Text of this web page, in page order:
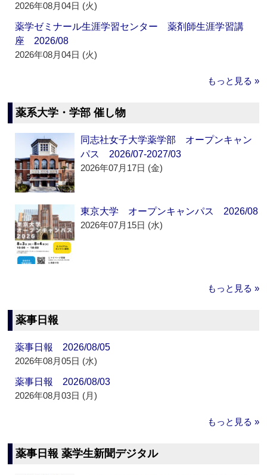
2026年08月04日 (火)
薬学ゼミナール生涯学習センター 薬剤師生涯学習講
座 2026/08
2026年08月04日 (火)
もっと見る »
薬系大学・学部 催し物
同志社女子大学薬学部 オープンキャン
パス 2026/07-2027/03
2026年07月17日 (金)
東京大学 オープンキャンパス 2026/08
2026年07月15日 (水)
もっと見る »
薬事日報
薬事日報 2026/08/05
2026年08月05日 (水)
薬事日報 2026/08/03
2026年08月03日 (月)
もっと見る »
薬事日報 薬学生新聞デジタル